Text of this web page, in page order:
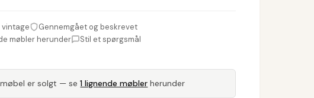
Gennemgået og beskrevet
møbler herunder
Stil et spørgsmål
er solgt — se1 lignende møbler herunder